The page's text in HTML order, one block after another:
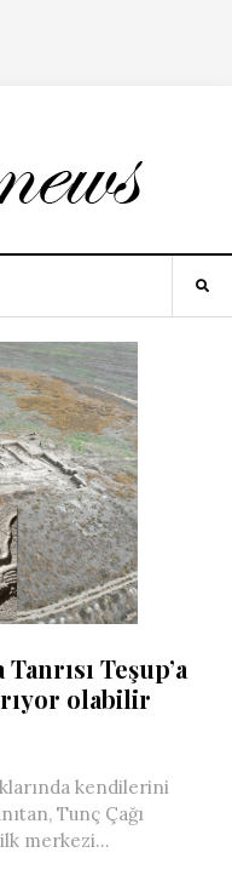
Teşup’a
olabilir
kendilerini
Tunç Çağı
merkezi...